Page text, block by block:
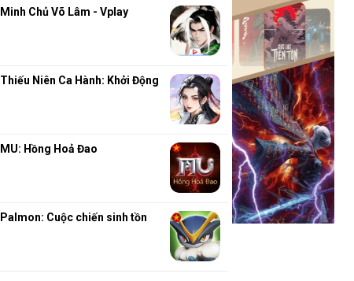
Minh Chủ Võ Lâm - Vplay
Thiếu Niên Ca Hành: Khởi Động
MU: Hồng Hoả Đao
Palmon: Cuộc chiến sinh tồn